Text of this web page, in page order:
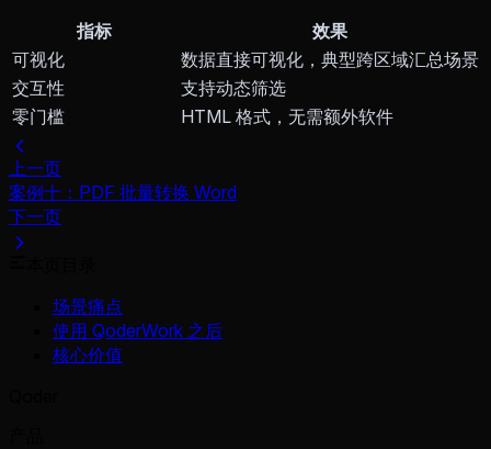
指标
效果
可视化
数据直接可视化，典型跨区域汇总场景
交互性
支持动态筛选
零门槛
HTML 格式，无需额外软件
上一页
案例十：PDF 批量转换 Word
下一页
场景痛点
使用 QoderWork 之后
核心价值